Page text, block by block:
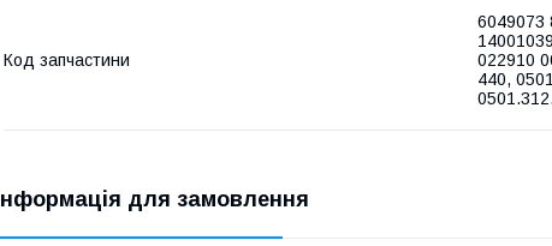
Код запчастини
6049073
022910
440,
Інформація для замовлення